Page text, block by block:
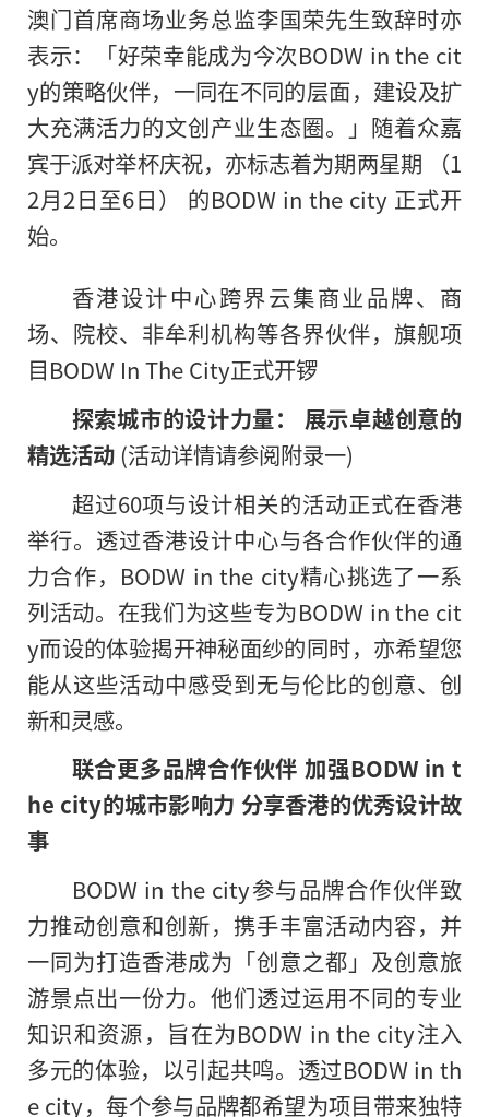
澳门首席商场业务总监李国荣先生致辞时亦
表示：「好荣幸能成为今次BODW in the cit
y的策略伙伴，一同在不同的层面，建设及扩
大充满活力的文创产业生态圈。」随着众嘉
宾于派对举杯庆祝，亦标志着为期两星期 （1
2月2日至6日） 的BODW in the city 正式开
始。
香港设计中心跨界云集商业品牌、商
场、院校、非牟利机构等各界伙伴，旗舰项
目BODW In The City正式开锣
探索城市的设计力量：
展示卓越创意的
精选活动 (活动详情请参阅附录一)
超过60项与设计相关的活动正式在香港
举行。透过香港设计中心与各合作伙伴的通
力合作， BODW in the city精心挑选了一系
列活动。在我们为这些专为BODW in the cit
y而设的体验揭开神秘面纱的同时，亦希望您
能从这些活动中感受到无与伦比的创意、创
新和灵感。
联合更多品牌合作伙伴 加强BODW in t
he city的城市影响力 分享香港的优秀设计故
事
BODW in the city参与品牌合作伙伴致
力推动创意和创新，携手丰富活动内容，并
一同为打造香港成为「创意之都」及创意旅
游景点出一份力。他们透过运用不同的专业
知识和资源，旨在为BODW in the city注入
多元的体验，以引起共鸣。透过BODW in th
e city，每个参与品牌都希望为项目带来独特